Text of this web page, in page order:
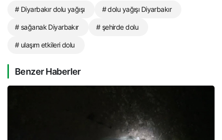
# Diyarbakır dolu yağışı # dolu yağışı Diyarbakır
# sağanak Diyarbakır # şehirde dolu
# ulaşım etkileri dolu
Benzer Haberler